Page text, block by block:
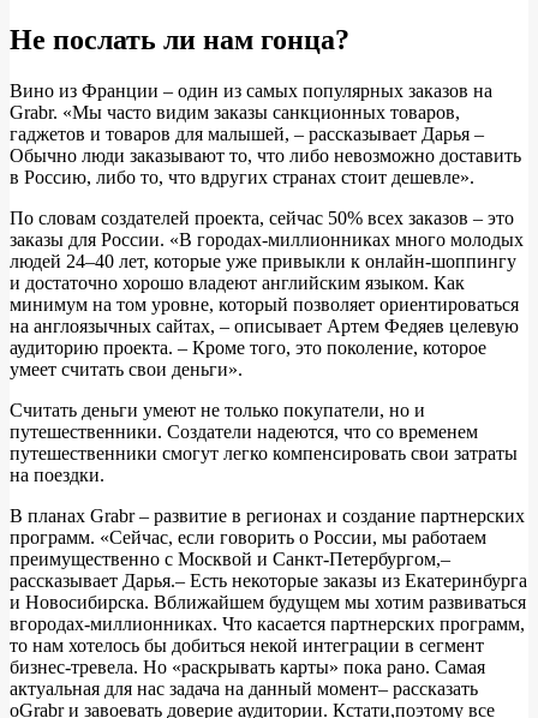
Не послать ли нам гонца?
Вино из Франции – один из самых популярных заказов на
Grabr. «Мы часто видим заказы санкционных товаров,
гаджетов и товаров для малышей, – рассказывает Дарья –
Обычно люди заказывают то, что либо невозможно доставить
в Россию, либо то, что вдругих странах стоит дешевле».
По словам создателей проекта, сейчас 50% всех заказов – это
заказы для России. «В городах-миллионниках много молодых
людей 24–40 лет, которые уже привыкли к онлайн-шоппингу
и достаточно хорошо владеют английским языком. Как
минимум на том уровне, который позволяет ориентироваться
на англоязычных сайтах, – описывает Артем Федяев целевую
аудиторию проекта. – Кроме того, это поколение, которое
умеет считать свои деньги».
Считать деньги умеют не только покупатели, но и
путешественники. Создатели надеются, что со временем
путешественники смогут легко компенсировать свои затраты
на поездки.
В планах Grabr – развитие в регионах и создание партнерских
программ. «Сейчас, если говорить о России, мы работаем
преимущественно с Москвой и Санкт-Петербургом,–
рассказывает Дарья.– Есть некоторые заказы из Екатеринбурга
и Новосибирска. Вближайшем будущем мы хотим развиваться
вгородах-миллионниках. Что касается партнерских программ,
то нам хотелось бы добиться некой интеграции в сегмент
бизнес-тревела. Но «раскрывать карты» пока рано. Самая
актуальная для нас задача на данный момент– рассказать
оGrabr и завоевать доверие аудитории. Кстати,поэтому все